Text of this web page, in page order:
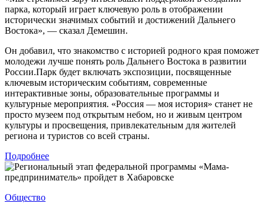
парка, который играет ключевую роль в отображении
исторически значимых событий и достижений Дальнего
Востока», — сказал Демешин.
Он добавил, что знакомство с историей родного края поможет
молодежи лучше понять роль Дальнего Востока в развитии
России.Парк будет включать экспозиции, посвященные
ключевым историческим событиям, современные
интерактивные зоны, образовательные программы и
культурные мероприятия. «Россия — моя история» станет не
просто музеем под открытым небом, но и живым центром
культуры и просвещения, привлекательным для жителей
региона и туристов со всей страны.
Подробнее
Общество